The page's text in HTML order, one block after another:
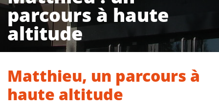
parcours à haute
altitude
Matthieu, un parcours à
haute altitude